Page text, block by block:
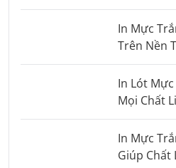
In Mực
Trên Nền
In Lót
Mọi Chất
In Mực
Giúp Chất